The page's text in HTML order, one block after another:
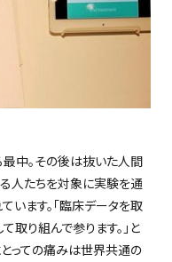
中。その後は抜いた人間
人たちを対象に実験を通
います。「臨床データを取
取り組んで参ります。」と
とっての痛みは世界共通の